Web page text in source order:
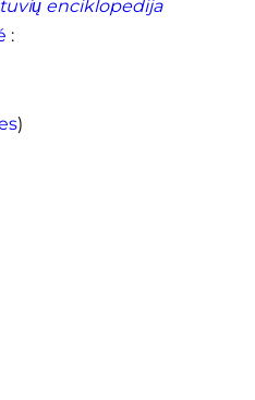
enciklopedija
:
)